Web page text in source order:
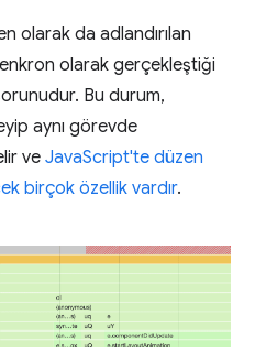
olarak da adlandırılan
olarak gerçekleştiği
Bu durum,
aynı görevde
veJavaScript'te düzen
birçok özellik vardır.